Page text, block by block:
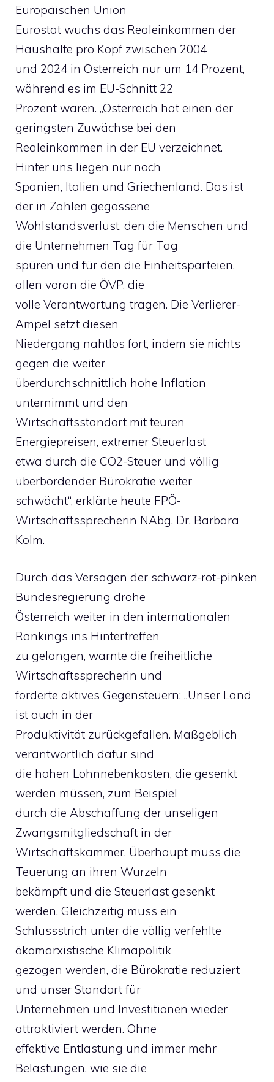
Europäischen Union
Eurostat wuchs das Realeinkommen der
Haushalte pro Kopf zwischen 2004
und 2024 in Österreich nur um 14 Prozent,
während es im EU-Schnitt 22
Prozent waren. „Österreich hat einen der
geringsten Zuwächse bei den
Realeinkommen in der EU verzeichnet.
Hinter uns liegen nur noch
Spanien, Italien und Griechenland. Das ist
der in Zahlen gegossene
Wohlstandsverlust, den die Menschen und
die Unternehmen Tag für Tag
spüren und für den die Einheitsparteien,
allen voran die ÖVP, die
volle Verantwortung tragen. Die Verlierer-
Ampel setzt diesen
Niedergang nahtlos fort, indem sie nichts
gegen die weiter
überdurchschnittlich hohe Inflation
unternimmt und den
Wirtschaftsstandort mit teuren
Energiepreisen, extremer Steuerlast
etwa durch die CO2-Steuer und völlig
überbordender Bürokratie weiter
schwächt“, erklärte heute FPÖ-
Wirtschaftssprecherin NAbg. Dr. Barbara
Kolm.
Durch das Versagen der schwarz-rot-pinken
Bundesregierung drohe
Österreich weiter in den internationalen
Rankings ins Hintertreffen
zu gelangen, warnte die freiheitliche
Wirtschaftssprecherin und
forderte aktives Gegensteuern: „Unser Land
ist auch in der
Produktivität zurückgefallen. Maßgeblich
verantwortlich dafür sind
die hohen Lohnnebenkosten, die gesenkt
werden müssen, zum Beispiel
durch die Abschaffung der unseligen
Zwangsmitgliedschaft in der
Wirtschaftskammer. Überhaupt muss die
Teuerung an ihren Wurzeln
bekämpft und die Steuerlast gesenkt
werden. Gleichzeitig muss ein
Schlussstrich unter die völlig verfehlte
ökomarxistische Klimapolitik
gezogen werden, die Bürokratie reduziert
und unser Standort für
Unternehmen und Investitionen wieder
attraktiviert werden. Ohne
effektive Entlastung und immer mehr
Belastungen, wie sie die